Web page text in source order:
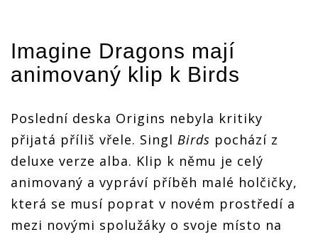
Imagine Dragons mají
animovaný klip k Birds
Poslední deska Origins nebyla kritiky
přijatá příliš vřele. Singl Birds pochází z
deluxe verze alba. Klip k němu je celý
animovaný a vypráví příběh malé holčičky,
která se musí poprat v novém prostředí a
mezi novými spolužáky o svoje místo na